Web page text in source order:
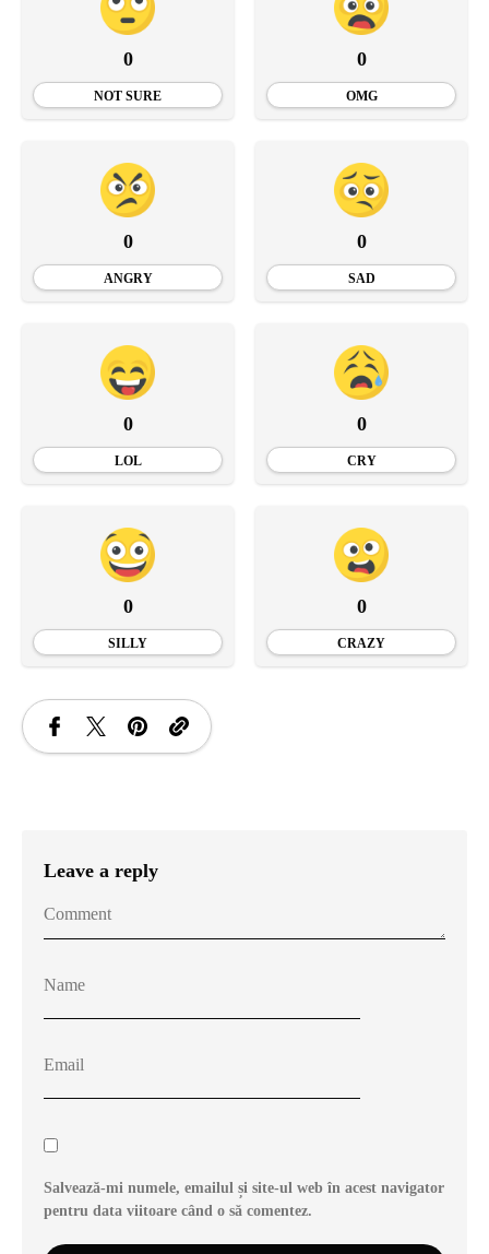
0
NOT SURE
0
OMG
0
ANGRY
0
SAD
0
LOL
0
CRY
0
SILLY
0
CRAZY
Leave a reply
Salvează-mi numele, emailul și site-ul web în acest navigator
pentru data viitoare când o să comentez.